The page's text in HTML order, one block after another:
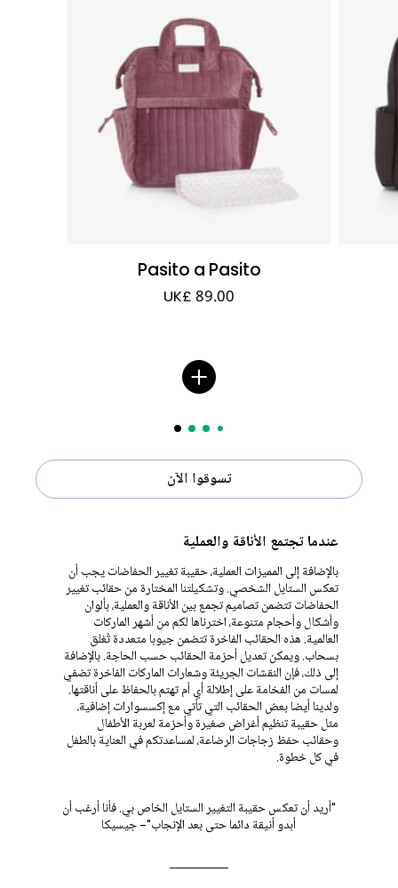
Pasito a Pasito
UK£ 89.00
تسوقوا الآن
عندما تجتمع الأناقة والعملية
بالإضافة إلى المميزات العملية، حقيبة تغيير الحفاضات يجب أن
تعكس الستايل الشخصي. وتشكيلتنا المختارة من حقائب تغيير
الحفاضات تتضمن تصاميم تجمع بين الأناقة والعملية، بألوان
وأشكال وأحجام متنوعة، اخترناها لكم من أشهر الماركات
العالمية. هذه الحقائب الفاخرة تتضمن جيوبا متعددة تُغلق
بسحاب. ويمكن تعديل أحزمة الحقائب حسب الحاجة. بالإضافة
إلى ذلك، فإن النقشات الجريئة وشعارات الماركات الفاخرة تضفي
لمسات من الفخامة على إطلالة أي أم تهتم بالحفاظ على أناقتها.
ولدينا أيضا بعض الحقائب التي تأتي مع إكسسوارات إضافية،
مثل حقيبة تنظيم أغراض صغيرة وأحزمة لعربة الأطفال
وحقائب حفظ زجاجات الرضاعة، لمساعدتكم في العناية بالطفل
في كل خطوة.
"أريد أن تعكس حقيبة التغيير الستايل الخاص بي. فأنا أرغب أن
أبدو أنيقة دائما حتى بعد الإنجاب"- جيسيكا